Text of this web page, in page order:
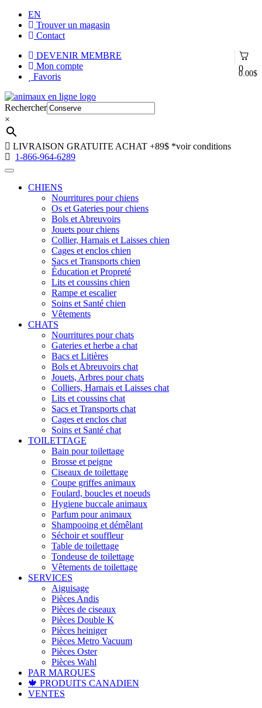
EN
Trouver un magasin
Contact
0
0.00$
DEVENIR MEMBRE
Mon compte
Favoris
Aller
à
la
navigation
Aller
au
contenu
Rechercher
×
LIVRAISON GRATUITE ACHAT +89$ *voir conditions
1-866-964-6289
CHIENS
Nourritures pour chiens
Os et Gateries pour chiens
Bols et Abreuvoirs
Jouets pour chiens
Collier, Harnais et Laisses chien
Cages et enclos chien
Sacs et Transports chien
Éducation et Propreté
Lits et coussins chien
Rampe et escalier
Soins et Santé chien
Vêtements
CHATS
Nourritures pour chats
Gateries et herbe a chat
Bacs et Litières
Bols et Abreuvoirs chat
Jouets, Arbres pour chats
Colliers, Harnais et Laisses chat
Lits et coussins chat
Sacs et Transports chat
Cages et enclos chat
Soins et Santé chat
TOILETTAGE
Bain pour toilettage
Brosse et peigne
Ciseaux de toilettage
Coupe griffes animaux
Foulard, boucles et noeuds
Hygiene buccale animaux
Parfum pour animaux
Shampooing et démêlant
Séchoir et souffleur
Table de toilettage
Tondeuse de toilettage
Vêtements de toilettage
SERVICES
Aiguisage
Pièces Andis
Pièces de ciseaux
Pièces Double K
Pièces heiniger
Pièces Metro Vacuum
Pièces Oster
Pièces Wahl
PAR MARQUES
🍁 PRODUITS CANADIEN
VENTES